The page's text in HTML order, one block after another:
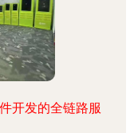
开发的全链路服